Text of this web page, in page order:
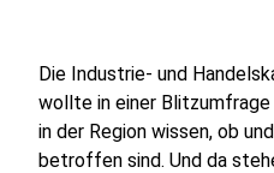
Die Industrie- und
wollte in einer
in der Region wissen, ob
betroffen sind. Und da